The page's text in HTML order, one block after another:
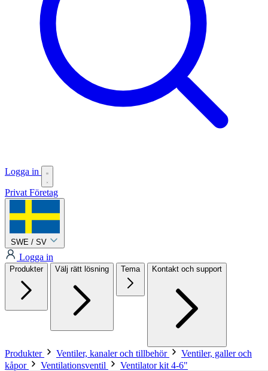
Logga in
Privat Företag
SWE / SV
Logga in
Produkter Välj rätt lösning Tema Kontakt och support
Produkter Ventiler, kanaler och tillbehör
Ventiler, galler och
kåpor
Ventilationsventil Ventilator kit 4-6"